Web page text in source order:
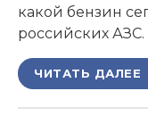
какой бензин
российских АЗС.
ЧИТАТЬ ДАЛЕЕ